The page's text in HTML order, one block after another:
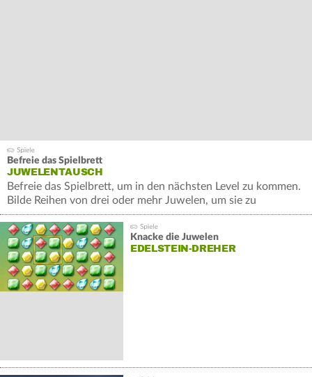
Befreie das Spielbrett
JUWELENTAUSCH
Befreie das Spielbrett, um in den nächsten Level zu kommen.
Bilde Reihen von drei oder mehr Juwelen, um sie zu
zerstören.
Knacke die Juwelen
EDELSTEIN-DREHER